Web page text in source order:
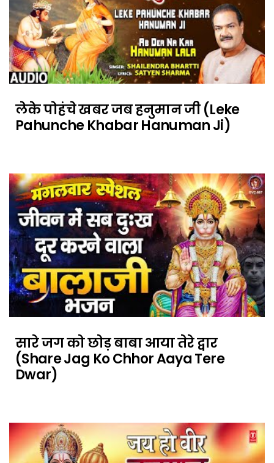
लेके पोहंचे खबर जब हनुमान जी (Leke
Pahunche Khabar Hanuman Ji)
सारे जग को छोड़ बाबा आया तेरे द्वार
(Share Jag Ko Chhor Aaya Tere
Dwar)